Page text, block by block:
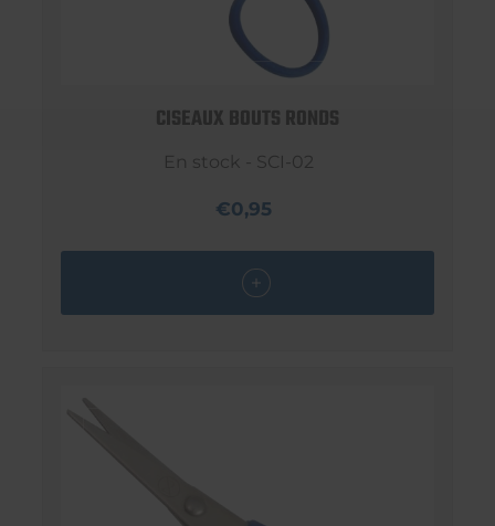
CISEAUX BOUTS RONDS
En stock - SCI-02
€0,95